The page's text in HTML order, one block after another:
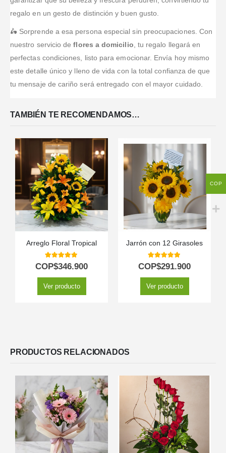
regalo en un gesto de distinción y buen gusto.
🛵 Sorprende a esa persona especial sin preocupaciones. Con
nuestro servicio deflores a domicilio , tu regalo llegará en
perfectas condiciones, listo para emocionar. Envía hoy mismo
este detalle único y lleno de vida con la total confianza de que
tu mensaje de cariño será entregado con el mayor cuidado.
TAMBIÉN TE RECOMENDAMOS…
Arreglo Floral Tropical
5.00out of 5
COP$346.900
Ver producto
Jarrón con 12 Girasoles
5.00out of 5
COP$291.900
Ver producto
PRODUCTOS RELACIONADOS
COP